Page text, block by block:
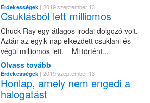
Érdekességek | 2019 szeptember 13
Csuklásból lett milliomos
Chuck Ray egy átlagos irodai dolgozó volt.
Aztán az egyik nap elkezdett csuklani és
végül milliomos lett. Mi történt...
Olvass tovább
Érdekességek | 2019 szeptember 13
Honlap, amely nem engedi a
halogatást